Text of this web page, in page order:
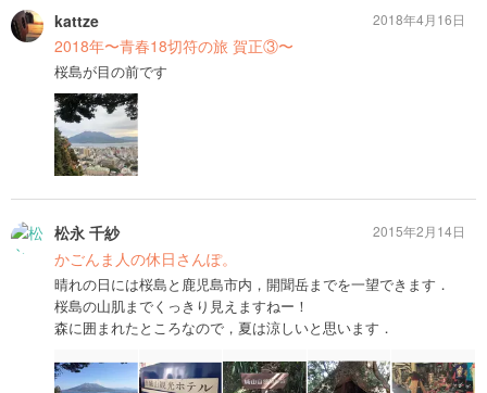
kattze
2018年〜青春18切符の旅 賀正③〜
桜島が目の前です
2018年4月16日
松永 千紗
かごんま人の休日さんぽ。
晴れの日には桜島と鹿児島市内，開聞岳までを一望できます．
桜島の山肌までくっきり見えますねー！
森に囲まれたところなので，夏は涼しいと思います．
2015年2月14日